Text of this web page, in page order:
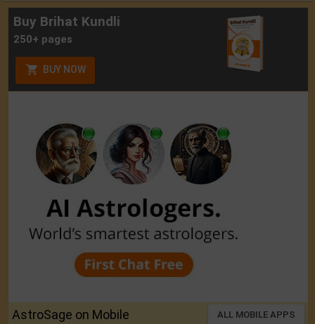
Buy Brihat Kundli
250+ pages
BUY NOW
AstroSage on Mobile ALL MOBILE APPS